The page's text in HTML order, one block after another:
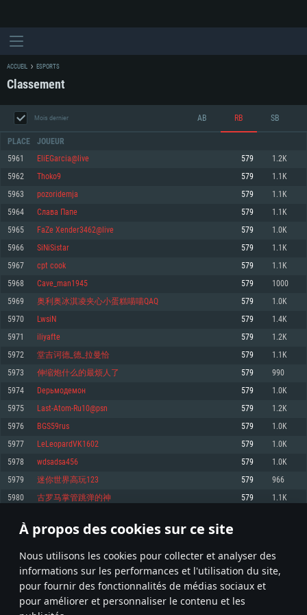
À propos des cookies sur ce site
Nous utilisons les cookies pour collecter et analyser des
informations sur les performances et l'utilisation du site,
pour fournir des fonctionnalités de médias sociaux et
pour améliorer et personnaliser le contenu et les
CONFIGURATION SYSTÈME REQUISE
Minimum
OS: Windows 10 (64 bit)
Processeur: Dual-Core 2.2 GHz
Mémoire: 4 GB
Carte graphique supportant DirectX 11: AMD Radeon 77XX / NVIDIA
GeForce GTX 660. La résolution minimale supportée par le jeu est de 720p
Connection: Connexion Internet à haut débit
Disque dur: 23.1 Go (client minimal)
Recommandée
1060 et plus, Radeon RX 570 et plus.
Disque dur: 75.9 Go (client complet)
Minimum
OS: Mac OS Big Sur 11.0 ou plus récent
Processeur: Core i5, minimum 2.2GHz (Les processeurs Intel Xeon ne sont
pas supportés)
Mémoire: 6 GB
Carte graphique: Intel Iris Pro 5200 (Mac), ou analogue AMD/Nvidia. La
résolution minimale supportée par le jeu est de 720p.
Connection: Connexion Internet à haut débit
Disque dur: 62,2 Go (client minimal)
Recommandée
OS: Mac OS Big Sur 11.0 ou plus récent
Processeur: Core i7 (Les processeurs Intel Xeon ne sont pas supportés)
Mémoire: 8 GB
Carte graphique: Radeon Vega II ou plus avec support de Metal
Disque dur: 62,2 Go (client complet)
Minimum
OS: Les configurations Linux 64 bits les plus modernes
Processeur: Dual-Core 2.4 GHz
Mémoire: 4 GB
Carte graphique: NVIDIA 660 avec les derniers drivers (moins de 6 mois) /
de même pour AMD (La résolution minimale supportée par le jeu est de
720p)
Connection: Connexion Internet à haut débit
Disque dur: 62,2 Go (client minimal)
Recommandée
OS: Ubuntu 20.04 64bit
Processeur: Intel Core i7
Mémoire: 8 GB
Carte graphique: NVIDIA 1060 avec les derniers drivers (moins de 6 mois) /
6 mois et supportant Vulkan
Connection: Connexion Internet à haut débit
Disque dur: 60,2 Go (client complet)
ACCUEIL ESPORTS
Classement
Mois dernier AB RB SB
PLACE JOUEUR
5961 EliEGarcia@live 579 1.2K
5962 Thoko9 579 1.1K
5963 pozoridemja 579 1.1K
5964 Слава Папе 579 1.1K
5965 FaZe Xender3462@live 579 1.0K
5966 SiNiSistar 579 1.1K
5967 cpt cook 579 1.1K
5968 Cave_man1945 579 1000
5969 奥利奥冰淇凌夹心小蛋糕喵喵QAQ 579 1.0K
5970 LwsiN 579 1.4K
5971 iliyafte 579 1.2K
5972 堂吉诃德_德_拉曼恰 579 1.1K
5973 伸缩炮什么的最烦人了 579 990
5974 Dерьмодемон 579 1.0K
5975 Last-Atom-Ru10@psn 579 1.2K
5976 BGS59rus 579 1.0K
5977 LeLeopardVK1602 579 1.0K
5978 wdsadsa456 579 1.0K
5979 迷你世界高玩123 579 966
5980 古罗马掌管跳弹的神 579 1.1K
* Classement mis à jour quotidiennement
298 299 300 399